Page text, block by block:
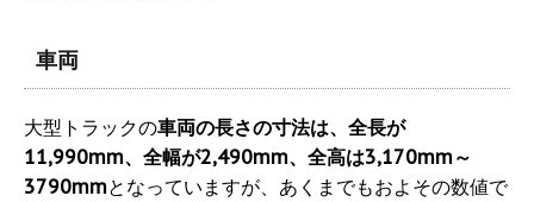
車両
大型トラックの車両の長さの寸法は、全長が
11,990mm、全幅が2,490mm、全高は3,170mm～
3790mmとなっていますが、あくまでもおよその数値で